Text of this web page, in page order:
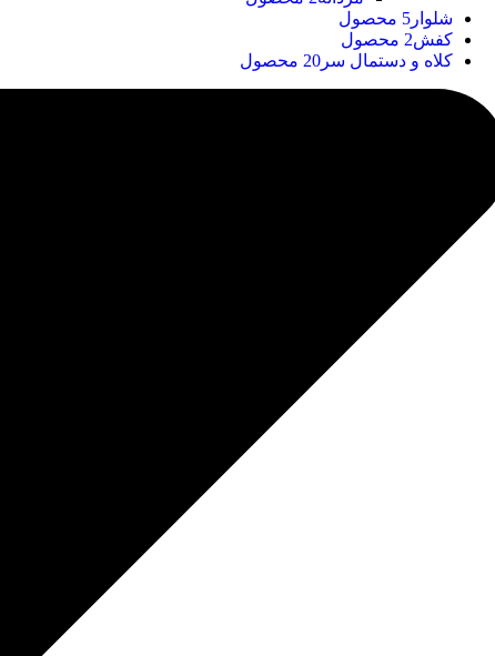
شلوار 5 محصول
کفش2 محصول
کلاه و دستمال سر 20 محصول